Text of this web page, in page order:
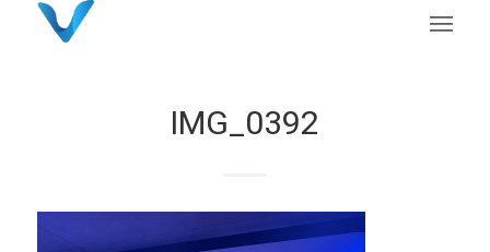
IMG_0392